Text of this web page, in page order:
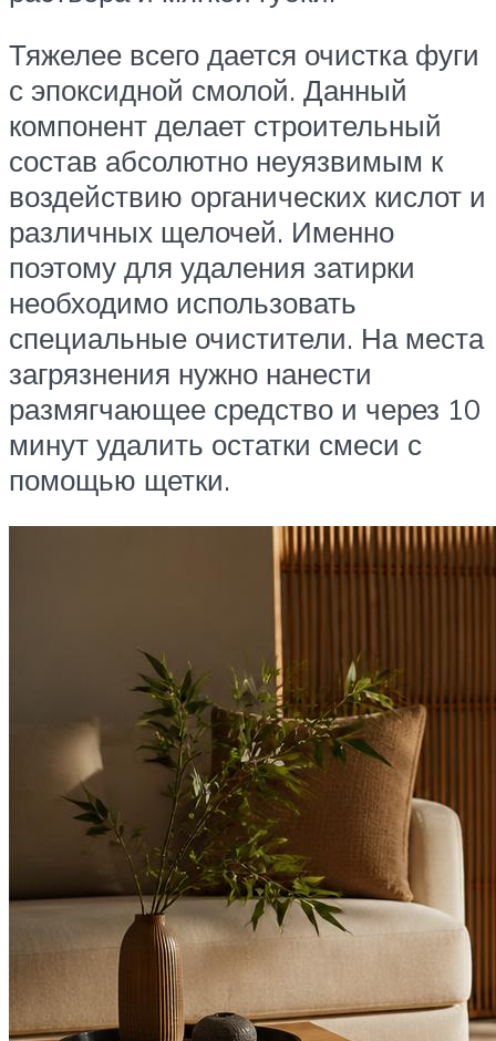
Тяжелее всего дается очистка фуги
с эпоксидной смолой. Данный
компонент делает строительный
состав абсолютно неуязвимым к
воздействию органических кислот и
различных щелочей. Именно
поэтому для удаления затирки
необходимо использовать
специальные очистители. На места
загрязнения нужно нанести
размягчающее средство и через 10
минут удалить остатки смеси с
помощью щетки.